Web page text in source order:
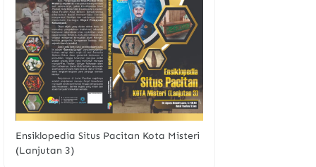
Ensiklopedia Situs Pacitan Kota Misteri
(Lanjutan 3)